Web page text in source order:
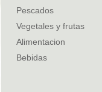
Pescados
Vegetales y frutas
Alimentacion
Bebidas